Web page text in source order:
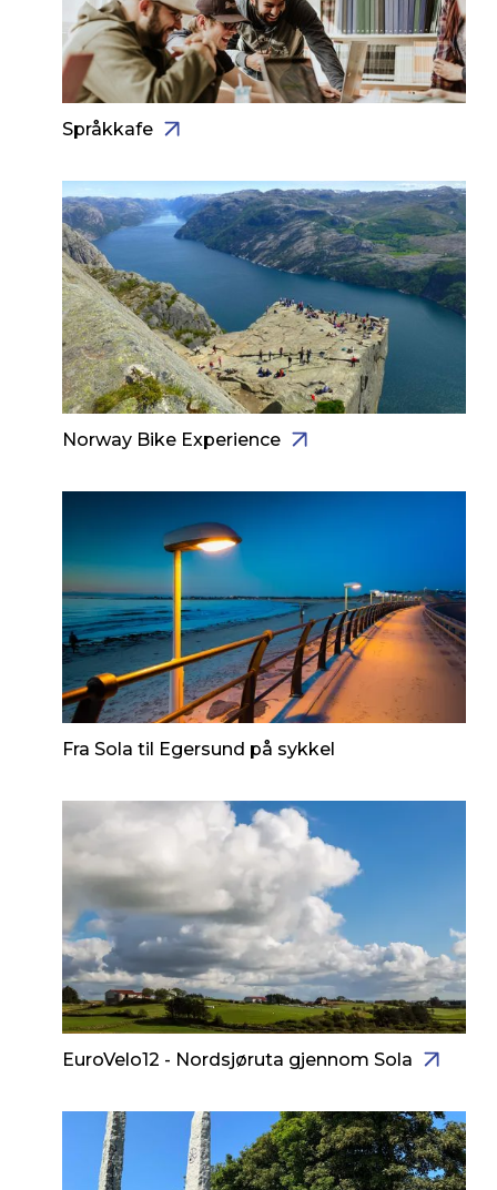
Språkkafe
Norway Bike Experience
Fra Sola til Egersund på sykkel
EuroVelo12 - Nordsjøruta gjennom Sola